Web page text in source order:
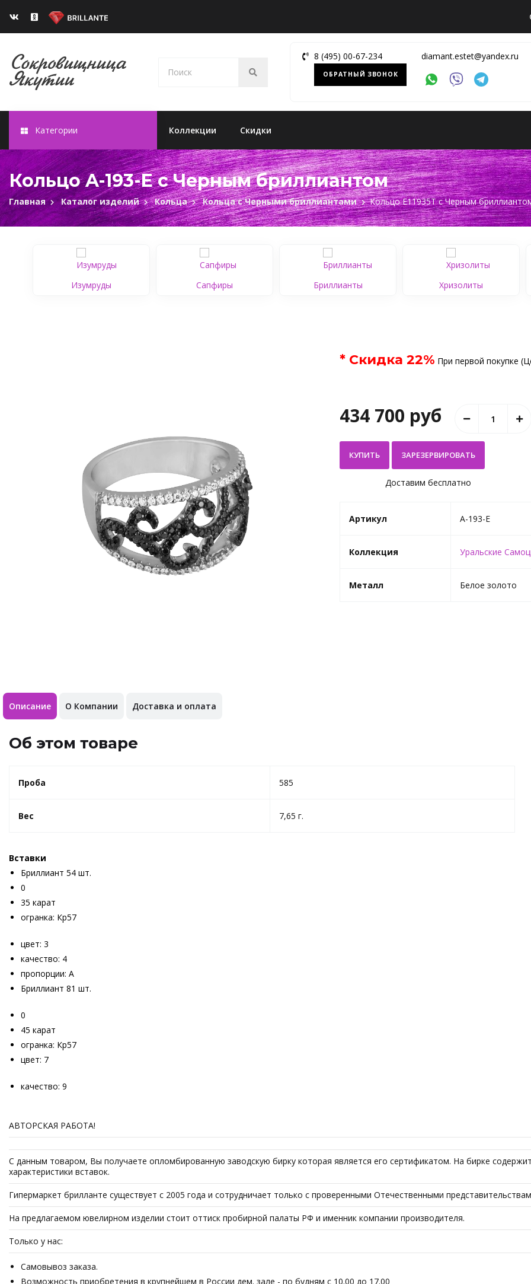
8 (495) 00-67-234
ОБРАТНЫЙ ЗВОНОК
diamant.estet@yandex.ru
Категории Коллекции Скидки
Кольцо A-193-E с Черным бриллиантом
Главная Каталог изделий Кольца Кольца с Черными бриллиантами Кольцо Е11935Т с Черным
Изумруды Сапфиры Бриллианты Хризолиты
* Скидка 22% При первой покупке
434 700 руб
КУПИТЬ
Доставим бесплатно
Артикул A-193-E
Коллекция Уральские
Металл Белое золото
Описание О Компании Доставка и оплата
Об этом товаре
Проба 585
Вес 7,65 г.
Вставки
Бриллиант 54 шт.
0
35 карат
огранка: Кр57
цвет: 3
качество: 4
пропорции: А
Бриллиант 81 шт.
0
45 карат
огранка: Кр57
цвет: 7
качество: 9
АВТОРСКАЯ РАБОТА!
С данным товаром, Вы получаете опломбированную заводскую бирку которая является его сертификатом. На бирке
характеристики вставок.
Гипермаркет брилланте существует с 2005 года и сотрудничает только с проверенными Отечественными
На предлагаемом ювелирном изделии стоит оттиск пробирной палаты РФ и именник компании производителя.
Только у нас:
Самовывоз заказа.
Возможность приобретения в крупнейшем в России дем. зале - по будням с 10.00 до 17.00